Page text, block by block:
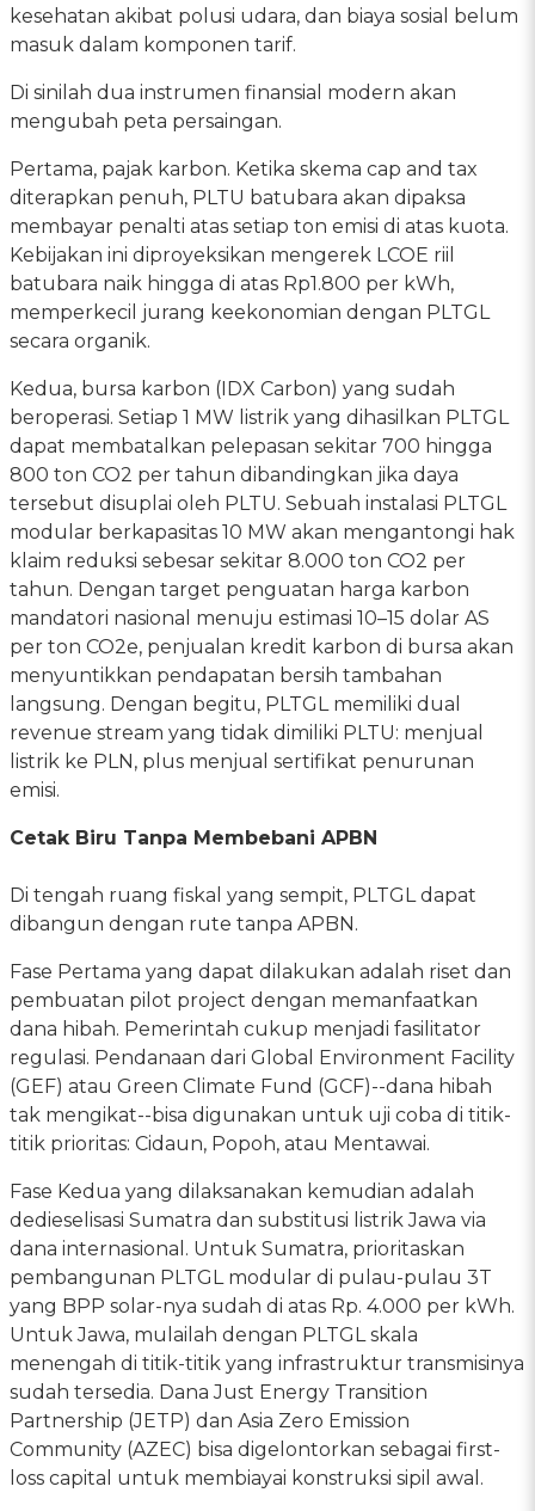
kesehatan akibat polusi udara, dan biaya sosial belum
masuk dalam komponen tarif.
Di sinilah dua instrumen finansial modern akan
mengubah peta persaingan.
Pertama, pajak karbon. Ketika skema cap and tax
diterapkan penuh, PLTU batubara akan dipaksa
membayar penalti atas setiap ton emisi di atas kuota.
Kebijakan ini diproyeksikan mengerek LCOE riil
batubara naik hingga di atas Rp1.800 per kWh,
memperkecil jurang keekonomian dengan PLTGL
secara organik.
Kedua, bursa karbon (IDX Carbon) yang sudah
beroperasi. Setiap 1 MW listrik yang dihasilkan PLTGL
dapat membatalkan pelepasan sekitar 700 hingga
800 ton CO2 per tahun dibandingkan jika daya
tersebut disuplai oleh PLTU. Sebuah instalasi PLTGL
modular berkapasitas 10 MW akan mengantongi hak
klaim reduksi sebesar sekitar 8.000 ton CO2 per
tahun. Dengan target penguatan harga karbon
mandatori nasional menuju estimasi 10–15 dolar AS
per ton CO2e, penjualan kredit karbon di bursa akan
menyuntikkan pendapatan bersih tambahan
langsung. Dengan begitu, PLTGL memiliki dual
revenue stream yang tidak dimiliki PLTU: menjual
listrik ke PLN, plus menjual sertifikat penurunan
emisi.
Cetak Biru Tanpa Membebani APBN
Di tengah ruang fiskal yang sempit, PLTGL dapat
dibangun dengan rute tanpa APBN.
Fase Pertama yang dapat dilakukan adalah riset dan
pembuatan pilot project dengan memanfaatkan
dana hibah. Pemerintah cukup menjadi fasilitator
regulasi. Pendanaan dari Global Environment Facility
(GEF) atau Green Climate Fund (GCF)--dana hibah
tak mengikat--bisa digunakan untuk uji coba di titik-
titik prioritas: Cidaun, Popoh, atau Mentawai.
Fase Kedua yang dilaksanakan kemudian adalah
dedieselisasi Sumatra dan substitusi listrik Jawa via
dana internasional. Untuk Sumatra, prioritaskan
pembangunan PLTGL modular di pulau-pulau 3T
yang BPP solar-nya sudah di atas Rp. 4.000 per kWh.
Untuk Jawa, mulailah dengan PLTGL skala
menengah di titik-titik yang infrastruktur transmisinya
sudah tersedia. Dana Just Energy Transition
Partnership (JETP) dan Asia Zero Emission
Community (AZEC) bisa digelontorkan sebagai first-
loss capital untuk membiayai konstruksi sipil awal.